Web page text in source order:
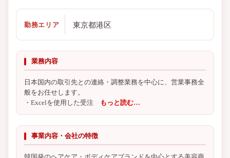
勤務エリア 東京都港区
業務内容
日本国内の取引先との連絡・調整業務を中心に、営業事務全
般をお任せします。
・Excelを使用した受注 もっと読む…
事業内容・会社の特徴